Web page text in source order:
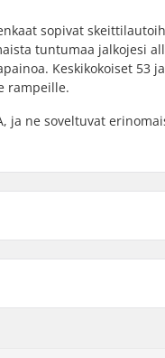
sopivat
tuntumaa jalkojesi
Keskikokoiset
rampeille.
ja ne soveltuvat
53mm